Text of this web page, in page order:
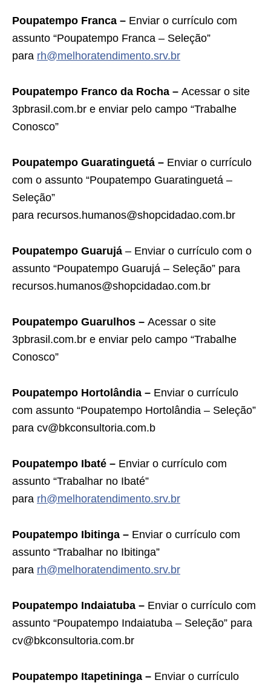
Poupatempo Franca – Enviar o currículo com
assunto “Poupatempo Franca – Seleção”
para rh@melhoratendimento.srv.br
Poupatempo Franco da Rocha – Acessar o site
3pbrasil.com.br e enviar pelo campo “Trabalhe
Conosco”
Poupatempo Guaratinguetá – Enviar o currículo
com o assunto “Poupatempo Guaratinguetá –
Seleção”
para recursos.humanos@shopcidadao.com.br
Poupatempo Guarujá – Enviar o currículo com o
assunto “Poupatempo Guarujá – Seleção” para
recursos.humanos@shopcidadao.com.br
Poupatempo Guarulhos – Acessar o site
3pbrasil.com.br e enviar pelo campo “Trabalhe
Conosco”
Poupatempo Hortolândia – Enviar o currículo
com assunto “Poupatempo Hortolândia – Seleção”
para cv@bkconsultoria.com.b
Poupatempo Ibaté – Enviar o currículo com
assunto “Trabalhar no Ibaté”
para rh@melhoratendimento.srv.br
Poupatempo Ibitinga – Enviar o currículo com
assunto “Trabalhar no Ibitinga”
para rh@melhoratendimento.srv.br
Poupatempo Indaiatuba – Enviar o currículo com
assunto “Poupatempo Indaiatuba – Seleção” para
cv@bkconsultoria.com.br
Poupatempo Itapetininga – Enviar o currículo